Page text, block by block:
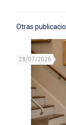
Otras
28/07/2026